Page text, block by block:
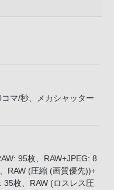
マ/秒、メカシャッター
95枚、RAW+JPEG: 8
RAW (圧縮 (画質優先))+
35枚、RAW (ロスレス圧